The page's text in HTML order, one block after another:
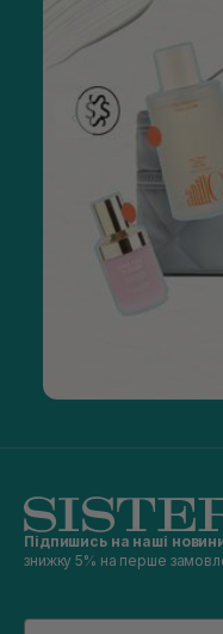
Підпишись на наші
знижку 5% на перше
Email